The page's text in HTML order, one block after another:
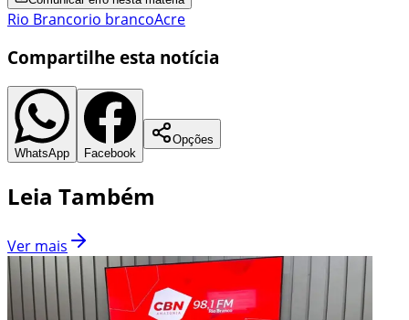
Rio Brancorio brancoAcre
Compartilhe esta notícia
WhatsApp Facebook
Opções
Leia Também
Ver mais